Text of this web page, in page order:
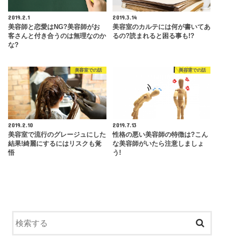
2019.2.1
美容師と恋愛はNG?美容師がお
客さんと付き合うのは無理なのか
な?
2019.3.14
美容室のカルテには何が書いてあ
るの?読まれると困る事も!?
美容室での話
2019.2.10
美容室で流行のグレージュにした
結果!綺麗にするにはリスクも覚
悟
美容室での話
2019.7.13
性格の悪い美容師の特徴は?こん
な美容師がいたら注意しましょ
う!